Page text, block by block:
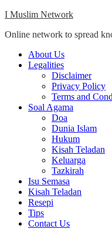
Skip
content
I Muslim Network
Online network to spread
Close
Menu
About Us
Legalities
Disclaimer
Privacy Policy
Terms and
Soal Agama
Doa
Dunia Islam
Hukum
Kisah Teladan
Keluarga
Tazkirah
Isu Semasa
Kisah Teladan
Resepi
Tips
Contact Us